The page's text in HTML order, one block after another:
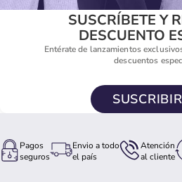
SUSCRÍBETE Y
DESCUENTO
Entérate de lanzamientos
descuentos
Pagos
seguros
Envio a todo
el país
Atención
al cliente